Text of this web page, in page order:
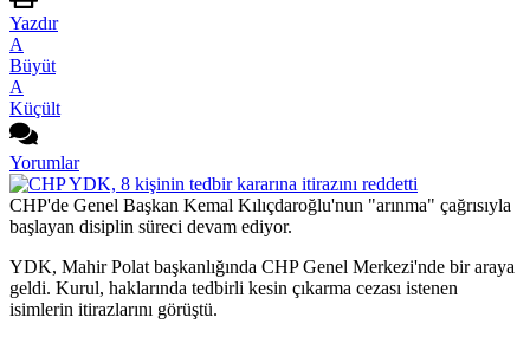
Yazdır
A
Büyüt
A
Küçült
Yorumlar
CHP'de Genel Başkan Kemal Kılıçdaroğlu'nun "arınma" çağrısıyla
başlayan disiplin süreci devam ediyor.
YDK, Mahir Polat başkanlığında CHP Genel Merkezi'nde bir araya
geldi. Kurul, haklarında tedbirli kesin çıkarma cezası istenen
isimlerin itirazlarını görüştü.